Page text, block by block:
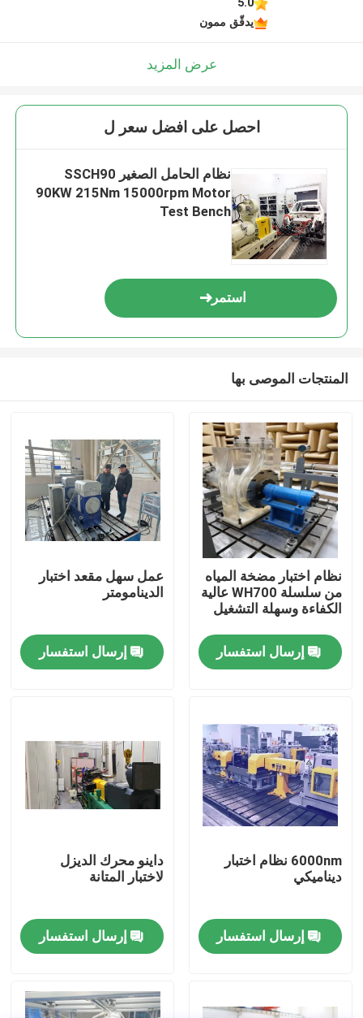
المنزل
المنتجات
حولنا
مراقبة الجودة
اتصل بنا
أخبار
مقياس قوة عزم الدوران
دينامومتر عالي السرعة
يدقّق ممون
عرض المزيد
احصل على افضل سعر ل
نظام الحامل الصغير SSCH90
90KW 215Nm 15000rpm Motor
Test Bench
استمر
المنتجات الموصى بها
نظام اختبار مضخة المياه
من سلسلة WH700 عالية
الكفاءة وسهلة التشغيل
إرسال استفسار
عمل سهل مقعد اختبار
الدينامومتر
إرسال استفسار
6000nm نظام اختبار
ديناميكي
إرسال استفسار
داينو محرك الديزل
لاختبار المتانة
إرسال استفسار